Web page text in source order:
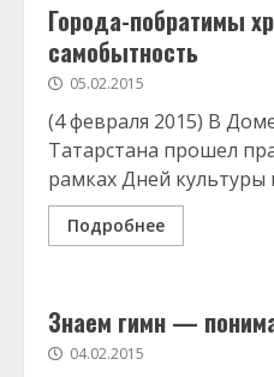
Города-побратимы
самобытность
05.02.2015
(4 февраля 2015) В
Татарстана прошел
рамках Дней культуры
Подробнее
Знаем гимн —
04.02.2015